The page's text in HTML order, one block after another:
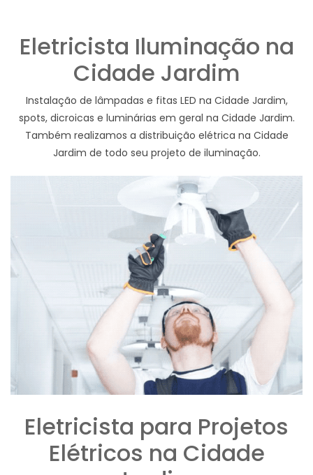
Eletricista Iluminação na
Cidade Jardim
Instalação de lâmpadas e fitas LED na Cidade Jardim,
spots, dicroicas e luminárias em geral na Cidade Jardim.
Também realizamos a distribuição elétrica na Cidade
Jardim de todo seu projeto de iluminação.
Eletricista para Projetos
Elétricos na Cidade